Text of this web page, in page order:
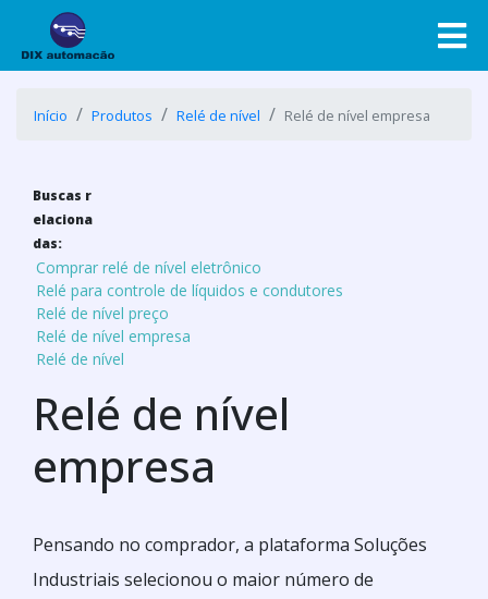
Início Produtos Relé de nível Relé de nível empresa
Buscas r
elaciona
das:
Comprar relé de nível eletrônico
Relé para controle de líquidos e condutores
Relé de nível preço
Relé de nível empresa
Relé de nível
Relé de nível
empresa
Pensando no comprador, a plataforma Soluções
Industriais selecionou o maior número de